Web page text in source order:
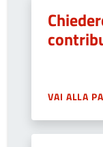
VAI ALLA